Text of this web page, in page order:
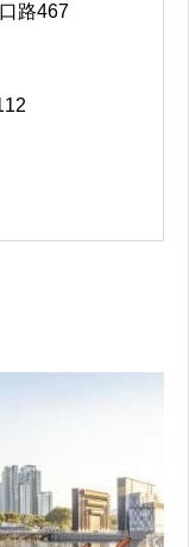
路467